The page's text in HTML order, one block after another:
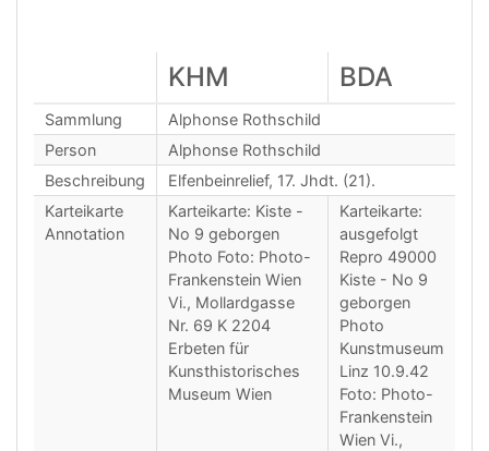
KHM BDA
Sammlung
Alphonse Rothschild
Person
Alphonse Rothschild
Beschreibung
Elfenbeinrelief, 17. Jhdt. (21).
Karteikarte
Annotation
Karteikarte: Kiste -
No 9 geborgen
Photo Foto: Photo-
Frankenstein Wien
Vi., Mollardgasse
Nr. 69 K 2204
Erbeten für
Kunsthistorisches
Museum Wien
Karteikarte:
ausgefolgt
Repro 49000
Kiste - No 9
geborgen
Photo
Kunstmuseum
Linz 10.9.42
Foto: Photo-
Frankenstein
Wien Vi.,